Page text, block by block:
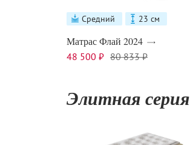
Средний 23 см
Матрас Флай 2024
48 500 ₽ 80 833 ₽
Элитная серия